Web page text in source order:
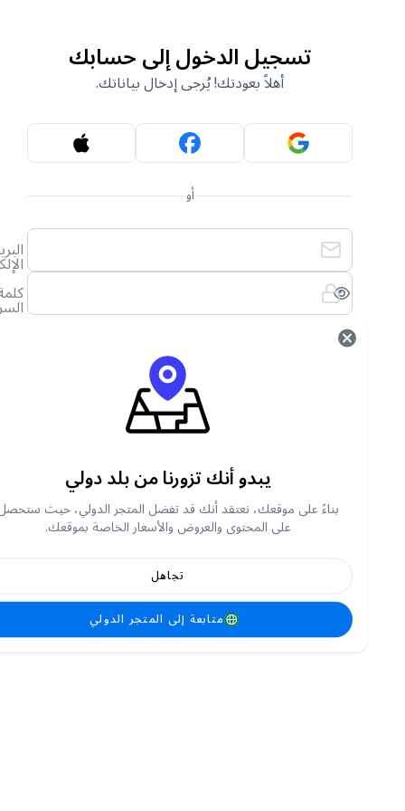
تسجيل الدخول إلى حسابك
أهلاً بعودتك! يُرجى إدخال بياناتك.
أو
الإلكتروني
السر
لقد نسيت كلمة المرور الخاصة بي
تسجيل الدخول
أنشئ حساب جديد
يبدو أنك تزورنا من بلد دولي
بناءً على موقعك، نعتقد أنك قد تفضل المتجر الدولي، حيث ستحصل
على المحتوى والعروض والأسعار الخاصة بموقعك.
متابعة إلى المتجر الدولي